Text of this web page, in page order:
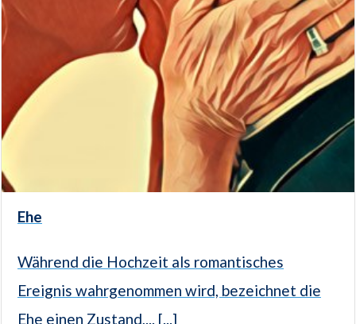
Ehe
Während die Hochzeit als romantisches
Ereignis wahrgenommen wird, bezeichnet die
Ehe einen Zustand,... [...]